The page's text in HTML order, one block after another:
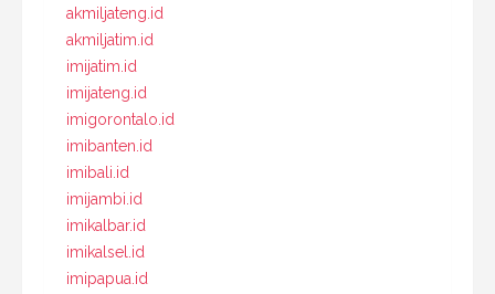
akmiljateng.id
akmiljatim.id
imijatim.id
imijateng.id
imigorontalo.id
imibanten.id
imibali.id
imijambi.id
imikalbar.id
imikalsel.id
imipapua.id